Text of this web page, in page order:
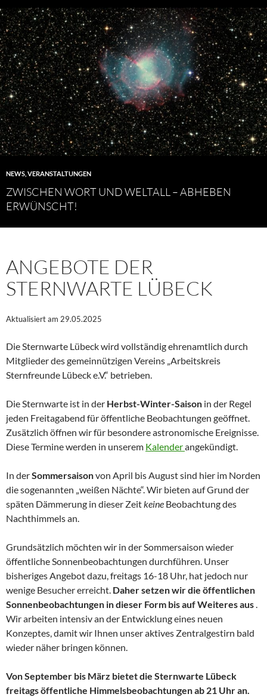
NEWS VERANSTALTUNGEN
ZWISCHEN WORT UND WELTALL – ABHEBEN
ERWÜNSCHT!
ANGEBOTE DER
STERNWARTE LÜBECK
Aktualisiert am 29.05.2025
Die Sternwarte Lübeck wird vollständig ehrenamtlich durch
Mitglieder des gemeinnützigen Vereins „Arbeitskreis
Sternfreunde Lübeck e.V.“ betrieben.
Die Sternwarte ist in der Herbst-Winter-Saison in der Regel
jeden Freitagabend für öffentliche Beobachtungen geöffnet.
Zusätzlich öffnen wir für besondere astronomische Ereignisse.
Diese Termine werden in unserem Kalenderangekündigt.
In derSommersaisonvon April bis August sind hier im Norden
die sogenannten „weißen Nächte“. Wir bieten auf Grund der
späten Dämmerung in dieser Zeitkeine Beobachtung des
Nachthimmels an.
Grundsätzlich möchten wir in der Sommersaison wieder
öffentliche Sonnenbeobachtungen durchführen. Unser
bisheriges Angebot dazu, freitags 16-18 Uhr, hat jedoch nur
wenige Besucher erreicht. Daher setzen wir die öffentlichen
Sonnenbeobachtungen in dieser Form bis auf Weiteres aus.
Wir arbeiten intensiv an der Entwicklung eines neuen
Konzeptes, damit wir Ihnen unser aktives Zentralgestirn bald
wieder näher bringen können.
Von September bis März bietet die Sternwarte Lübeck
freitags öffentliche Himmelsbeobachtungen ab 21 Uhr an.